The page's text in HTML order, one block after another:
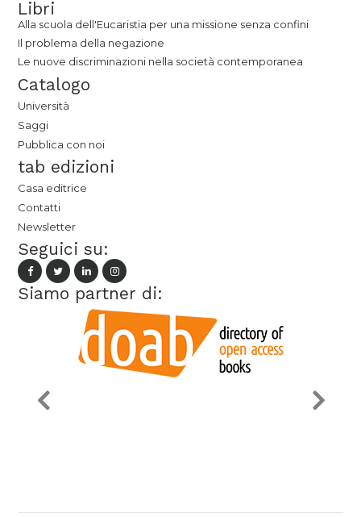
Libri
Alla scuola dell'Eucaristia per una missione senza confini
Il problema della negazione
Le nuove discriminazioni nella società contemporanea
Catalogo
Università
Saggi
Pubblica con noi
tab edizioni
Casa editrice
Contatti
Newsletter
Seguici su:
Siamo partner di: